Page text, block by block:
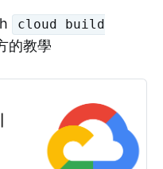
cloud build
的教學